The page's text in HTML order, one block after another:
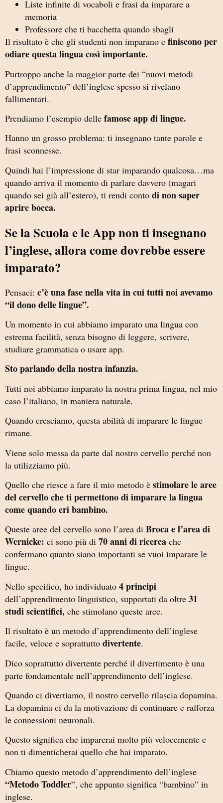
Liste infinite di vocaboli e frasi da imparare a
memoria
Professore che ti bacchetta quando sbagli
Il risultato è che gli studenti non imparano e finiscono per
odiare questa lingua così importante.
Purtroppo anche la maggior parte dei “nuovi metodi
d’apprendimento” dell’inglese spesso si rivelano
fallimentari.
Prendiamo l’esempio delle famose app di lingue.
Hanno un grosso problema: ti insegnano tante parole e
frasi sconnesse.
Quindi hai l’impressione di star imparando qualcosa…ma
quando arriva il momento di parlare davvero (magari
quando sei già all’estero), ti rendi conto di non saper
aprire bocca.
Se la Scuola e le App non ti insegnano
l’inglese, allora come dovrebbe essere
imparato?
Pensaci: c’è una fase nella vita in cui tutti noi avevamo
“il dono delle lingue”.
Un momento in cui abbiamo imparato una lingua con
estrema facilità, senza bisogno di leggere, scrivere,
studiare grammatica o usare app.
Sto parlando della nostra infanzia.
Tutti noi abbiamo imparato la nostra prima lingua, nel mio
caso l’italiano, in maniera naturale.
Quando cresciamo, questa abilità di imparare le lingue
rimane.
Viene solo messa da parte dal nostro cervello perché non
la utilizziamo più.
Quello che riesce a fare il mio metodo è stimolare le aree
del cervello che ti permettono di imparare la lingua
come quando eri bambino.
Queste aree del cervello sono l’area di Broca e l’area di
Wernicke: ci sono più di 70 anni di ricerca che
confermano quanto siano importanti se vuoi imparare le
lingue.
Nello specifico, ho individuato 4 principi
dell’apprendimento linguistico, supportati da oltre 31
studi scientifici, che stimolano queste aree.
Il risultato è un metodo d’apprendimento dell’inglese
facile, veloce e soprattutto divertente.
Dico soprattutto divertente perché il divertimento è una
parte fondamentale nell’apprendimento dell’inglese.
Quando ci divertiamo, il nostro cervello rilascia dopamina.
La dopamina ci da la motivazione di continuare e rafforza
le connessioni neuronali.
Questo significa che imparerai molto più velocemente e
non ti dimenticherai quello che hai imparato.
Chiamo questo metodo d’apprendimento dell’inglese
“Metodo Toddler”, che appunto significa “bambino” in
inglese.